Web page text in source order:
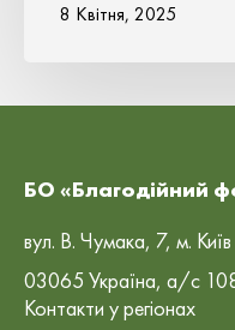
8 Квітня, 2025
БО «Благодійний
вул. В. Чумака, 7, м. Київ
03065 Україна, а/с
Контакти у регіонах